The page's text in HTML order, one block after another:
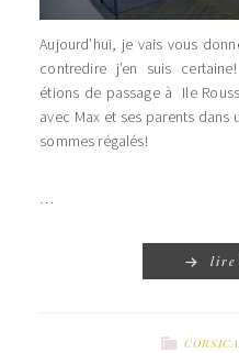
Aujourd’hui, je vais vous
contredire j’en suis
étions de passage à Ile
avec Max et ses parents dans
sommes régalés!
…
lire
CORSICA